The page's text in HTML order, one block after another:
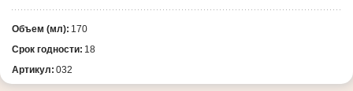
Объем (мл): 170
Срок годности: 18
Артикул: 032